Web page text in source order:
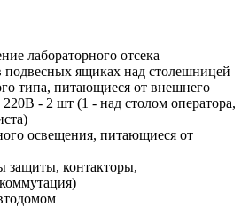
лабораторного отсека
подвесных ящиках над столешницей
типа, питающиеся от внешнего
- 2 шт (1 - над столом оператора,
освещения, питающиеся от
защиты, контакторы,